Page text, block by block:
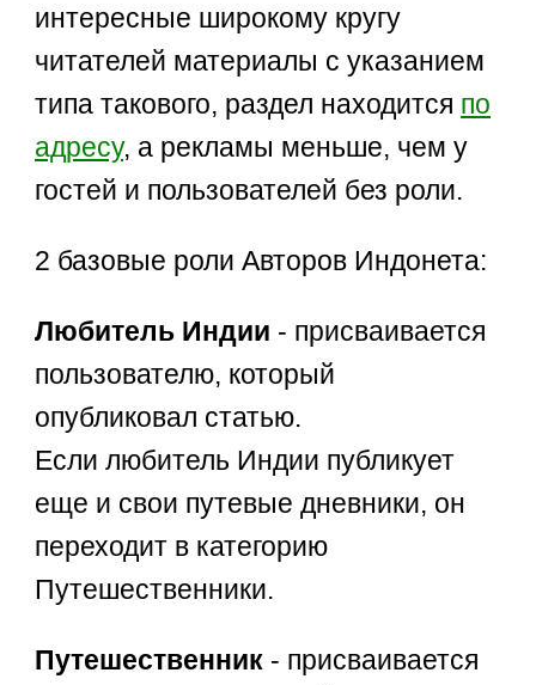
интересные широкому кругу
читателей материалы с указанием
типа такового, раздел находится по
адресу, а рекламы меньше, чем у
гостей и пользователей без роли.
2 базовые роли Авторов Индонета:
Любитель Индии - присваивается
пользователю, который
опубликовал статью.
Если любитель Индии публикует
еще и свои путевые дневники, он
переходит в категорию
Путешественники.
Путешественник - присваивается